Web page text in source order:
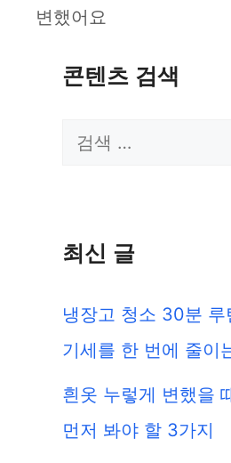
변했어요
콘텐츠 검색
검
최신 글
냉장고 청소 30분 루
기세를 한 번에 줄이
흰옷 누렇게 변했을
먼저 봐야 할 3가지